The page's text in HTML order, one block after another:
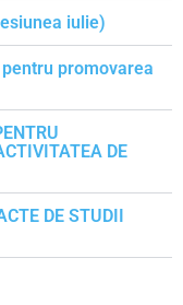
iulie)
promovarea
DE
DE STUDII